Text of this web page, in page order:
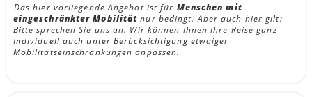
Das hier vorliegende Angebot ist für Menschen mit
eingeschränkter Mobilitätnur bedingt. Aber auch hier gilt:
Bitte sprechen Sie uns an. Wir können Ihnen Ihre Reise ganz
Individuell auch unter Berücksichtigung etwaiger
Mobilitätseinschränkungen anpassen.